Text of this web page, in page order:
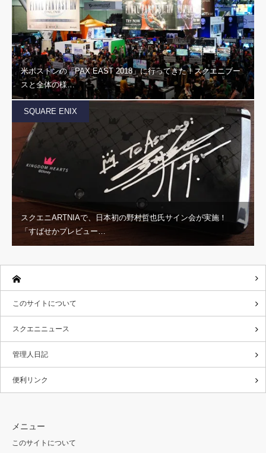
米ボストンの「PAX EAST 2018」に行ってきた！スクエニブー
スと全体の様…
SQUARE ENIX
スクエニARTNIAで、日本初の野村哲也氏サイン会が実施！
「すばせかプレビュー…
このサイトについて
スクエニニュース
管理人日記
便利リンク
メニュー
このサイトについて